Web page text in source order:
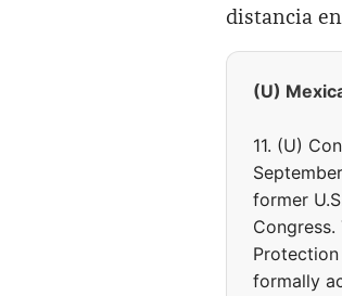
distancia
(U)
11. (U)
former
formally